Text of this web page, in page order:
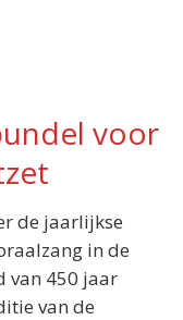
voor
de jaarlijkse
in de
van 450 jaar
van de